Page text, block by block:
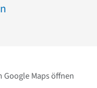
Google Maps öffnen